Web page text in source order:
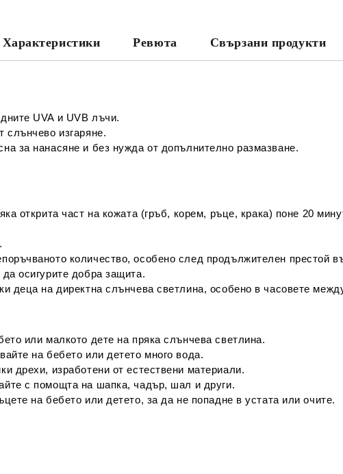
Съгласен съм с
данни
Характеристики Ревюта Свързани продукти
UVA и UVB лъчи.
слънчево изгаряне.
за нанасяне и без нужда от допълнително размазване.
открита част на кожата (гръб, корем, ръце, крака) поне 20
количество, особено след продължителен престой
осигурите добра защита.
деца на директна слънчева светлина, особено в часовете
или малкото дете на пряка слънчева светлина.
на бебето или детето много вода.
дрехи, изработени от естествени материали.
с помощта на шапка, чадър, шал и други.
на бебето или детето, за да не попадне в устата или очите.